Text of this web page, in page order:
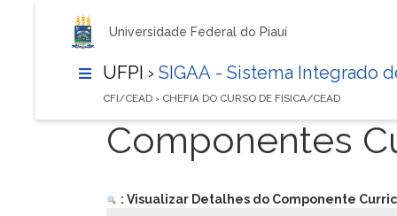
Universidade Federal do Piauí
UFPI › SIGAA - Sistema Integrado
CFI/CEAD › CHEFIA DO CURSO DE FISICA/CEAD
Componentes
: Visualizar Detalhes do Componente